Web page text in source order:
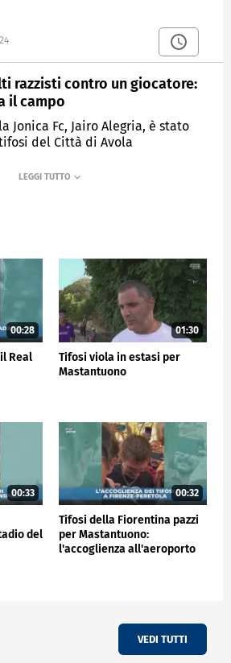
razzisti contro un giocatore:
il campo
Jonica Fc, Jairo Alegria, è stato
del Città di Avola
00:28
Real
01:30
Tifosi viola in estasi per
Mastantuono
00:33
del
00:32
Tifosi della Fiorentina pazzi
per Mastantuono:
l'accoglienza all'aeroporto
VEDI TUTTI